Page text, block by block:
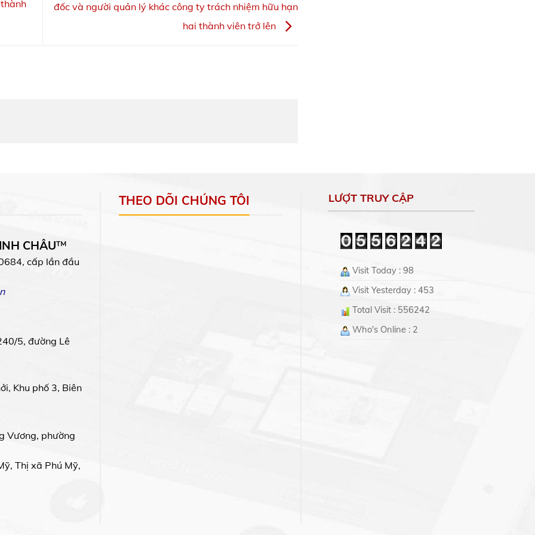
đốc và người quản lý khác công ty trách nhiệm hữu hạn
hai thành viên trở lên
CHÂU™
cấp lần đầu
5, đường Lê
Khu phố 3, Biên
Vương, phường
Thị xã Phú Mỹ,
THEO DÕI CHÚNG TÔI LƯỢT TRUY CẬP
Visit Today : 98
Visit Yesterday : 453
Total Visit : 556242
Who's Online : 2